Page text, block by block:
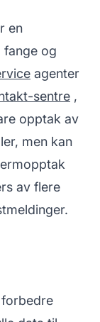
en
fange og
agenter
sentre ,
opptak av
men kan
av flere